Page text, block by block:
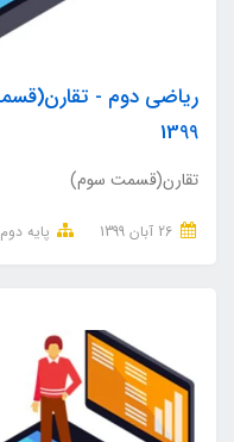
1399
تقارن(قسمت سوم)
پایه دوم